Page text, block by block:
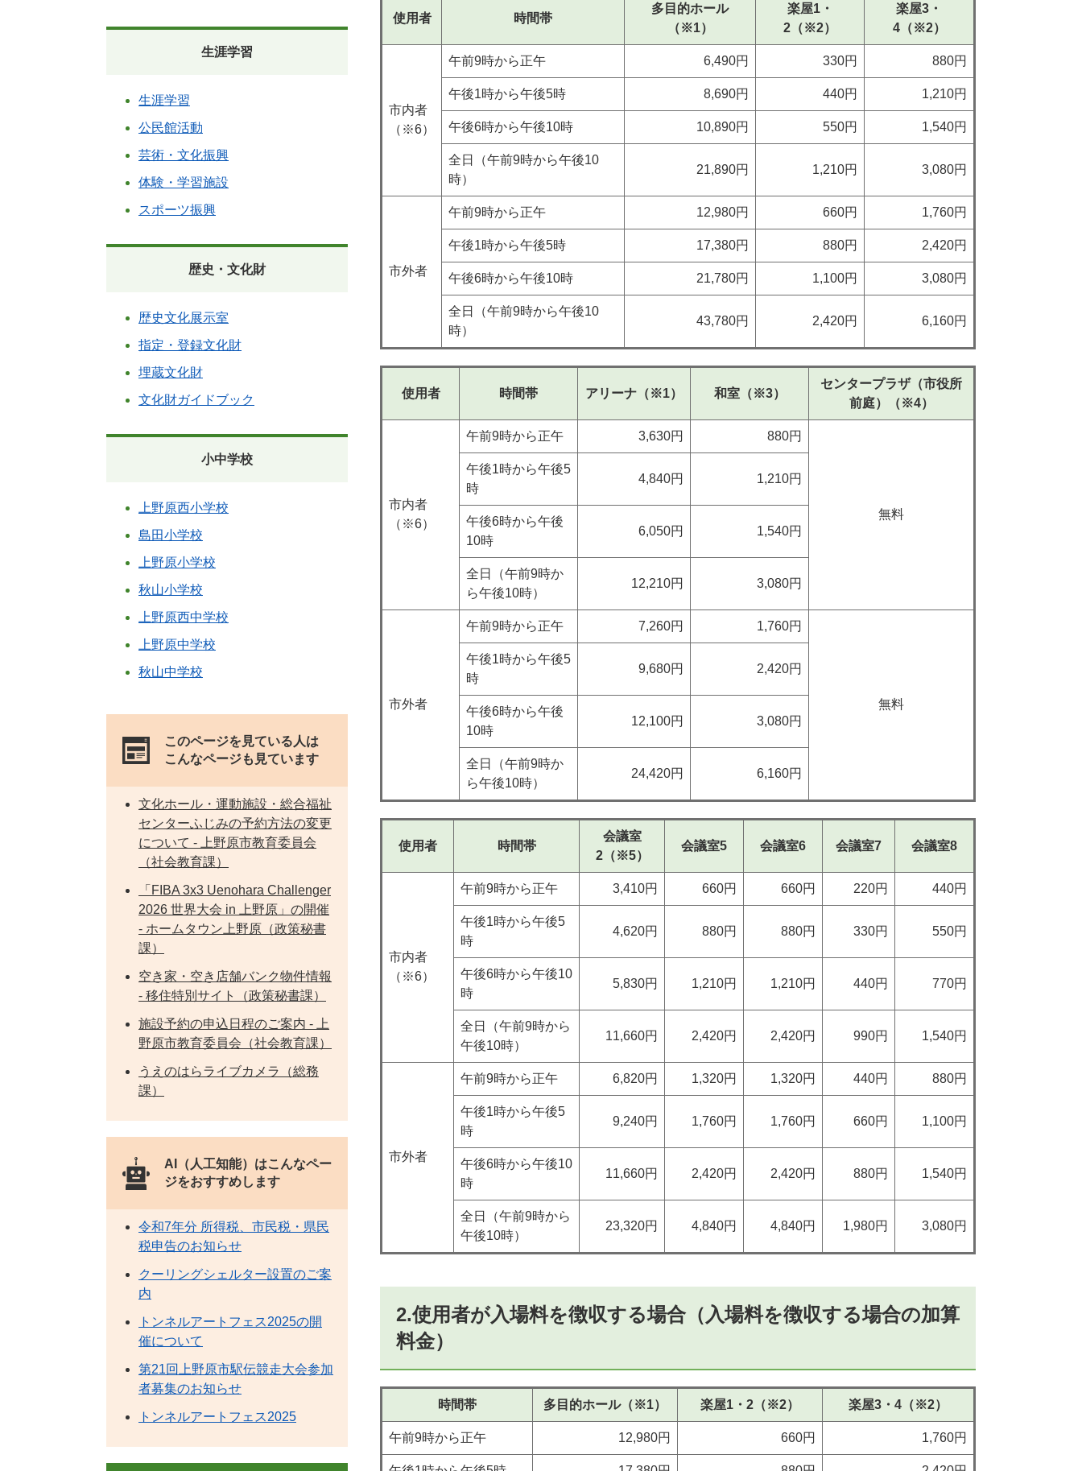
使用者 時間帯
多目的ホール
（※1）
楽屋1・
2（※2）
楽屋3・
4（※2）
市内者
（※6）
午前9時から正午 6,490円 330円 880円
午後1時から午後5時 8,690円 440円 1,210円
午後6時から午後10時 10,890円 550円 1,540円
全日（午前9時から午後10
時）
21,890円 1,210円 3,080円
市外者
午前9時から正午 12,980円 660円 1,760円
午後1時から午後5時 17,380円 880円 2,420円
午後6時から午後10時 21,780円 1,100円 3,080円
全日（午前9時から午後10
時）
43,780円 2,420円 6,160円
使用者 時間帯 アリーナ（※1） 和室（※3）
センタープラザ（市役所
前庭）（※4）
市内者
（※6）
午前9時から正午 3,630円 880円
無料
午後1時から午後5
時
4,840円 1,210円
午後6時から午後
10時
6,050円 1,540円
全日（午前9時か
ら午後10時）
12,210円 3,080円
市外者
午前9時から正午 7,260円 1,760円
無料
午後1時から午後5
時
9,680円 2,420円
午後6時から午後
10時
12,100円 3,080円
全日（午前9時か
ら午後10時）
24,420円 6,160円
使用者 時間帯
会議室
2（※5）
会議室5 会議室6 会議室7 会議室8
市内者
（※6）
午前9時から正午 3,410円 660円 660円 220円 440円
午後1時から午後5
時
4,620円 880円 880円 330円 550円
午後6時から午後10
時
5,830円 1,210円 1,210円 440円 770円
全日（午前9時から
午後10時）
11,660円 2,420円 2,420円 990円 1,540円
市外者
午前9時から正午 6,820円 1,320円 1,320円 440円 880円
午後1時から午後5
時
9,240円 1,760円 1,760円 660円 1,100円
午後6時から午後10
時
11,660円 2,420円 2,420円 880円 1,540円
全日（午前9時から
午後10時）
23,320円 4,840円 4,840円 1,980円 3,080円
2.使用者が入場料を徴収する場合（入場料を徴収する場合の加算
料金）
時間帯 多目的ホール（※1） 楽屋1・2（※2） 楽屋3・4（※2）
午前9時から正午 12,980円 660円 1,760円
生涯学習
生涯学習
公民館活動
芸術・文化振興
体験・学習施設
スポーツ振興
歴史・文化財
歴史文化展示室
指定・登録文化財
埋蔵文化財
文化財ガイドブック
小中学校
上野原西小学校
島田小学校
上野原小学校
秋山小学校
上野原西中学校
上野原中学校
秋山中学校
このページを見ている人は
こんなページも見ています
文化ホール・運動施設・総合福祉
センターふじみの予約方法の変更
について - 上野原市教育委員会
（社会教育課）
「FIBA 3x3 Uenohara Challenger
2026 世界大会 in 上野原」の開催
- ホームタウン上野原（政策秘書
課）
空き家・空き店舗バンク物件情報
- 移住特別サイト（政策秘書課）
施設予約の申込日程のご案内 - 上
野原市教育委員会（社会教育課）
うえのはらライブカメラ（総務
課）
AI（人工知能）はこんなペー
ジをおすすめします
令和7年分 所得税、市民税・県民
税申告のお知らせ
クーリングシェルター設置のご案
内
トンネルアートフェス2025の開
催について
第21回上野原市駅伝競走大会参加
者募集のお知らせ
トンネルアートフェス2025